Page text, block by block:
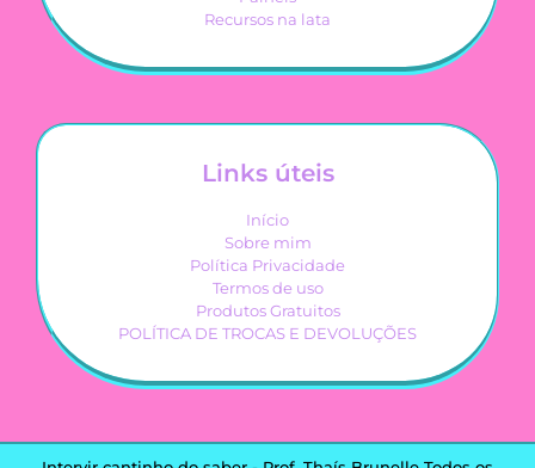
Recursos na lata
Links úteis
Início
Sobre mim
Política Privacidade
Termos de uso
Produtos Gratuitos
POLÍTICA DE TROCAS E DEVOLUÇÕES